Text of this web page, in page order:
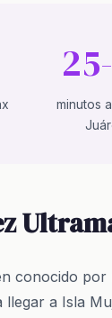
minutos
conocido
a Isla